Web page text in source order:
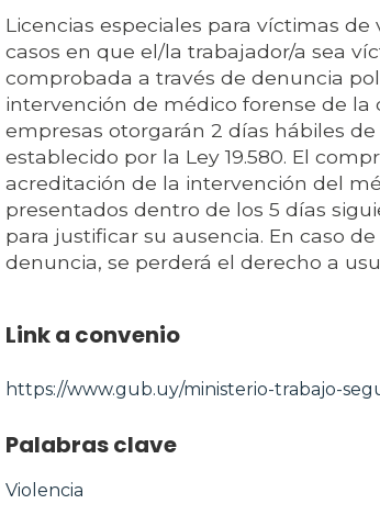
Licencias especiales para víctimas
casos en que el/la trabajador/a sea
comprobada a través de denuncia
intervención de médico forense de la
empresas otorgarán 2 días hábiles
establecido por la Ley 19.580. El
acreditación de la intervención del
presentados dentro de los 5 días
para justificar su ausencia. En caso
denuncia, se perderá el derecho a
Link a convenio
https://www.gub.uy/ministerio-trabajo-
Palabras clave
Violencia